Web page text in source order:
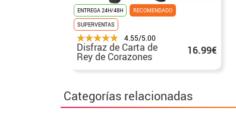
ENTREGA 24H/48H
RECOMENDADO
SUPERVENTAS
4.55/5.00
Disfraz de Carta de
Rey de Corazones
para adultos
16.99€
Categorías relacionadas